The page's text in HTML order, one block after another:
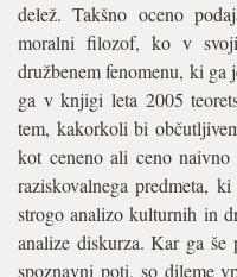
delež. Takšno oceno
moralni filozof, ko v
družbenem fenomenu, ki ga
ga v knjigi leta 2005
tem, kakorkoli bi
kot ceneno ali ceno naivno
raziskovalnega predmeta,
strogo analizo kulturnih in
analize diskurza. Kar ga še
spoznavni poti, so dileme